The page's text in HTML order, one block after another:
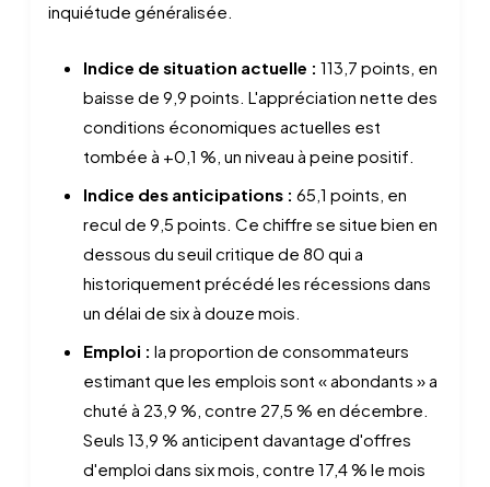
inquiétude généralisée.
Indice de situation actuelle : 113,7 points, en
baisse de 9,9 points. L'appréciation nette des
conditions économiques actuelles est
tombée à +0,1 %, un niveau à peine positif.
Indice des anticipations : 65,1 points, en
recul de 9,5 points. Ce chiffre se situe bien en
dessous du seuil critique de 80 qui a
historiquement précédé les récessions dans
un délai de six à douze mois.
Emploi : la proportion de consommateurs
estimant que les emplois sont « abondants » a
chuté à 23,9 %, contre 27,5 % en décembre.
Seuls 13,9 % anticipent davantage d'offres
d'emploi dans six mois, contre 17,4 % le mois